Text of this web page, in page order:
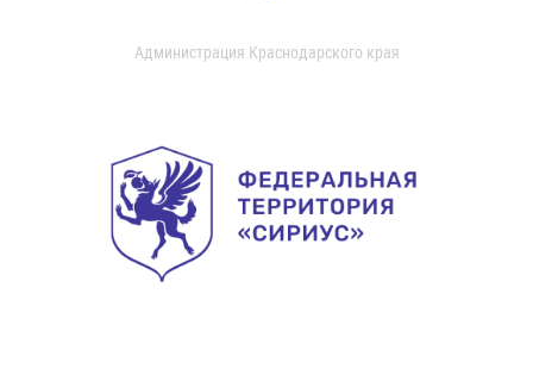
Администрация Краснодарского края